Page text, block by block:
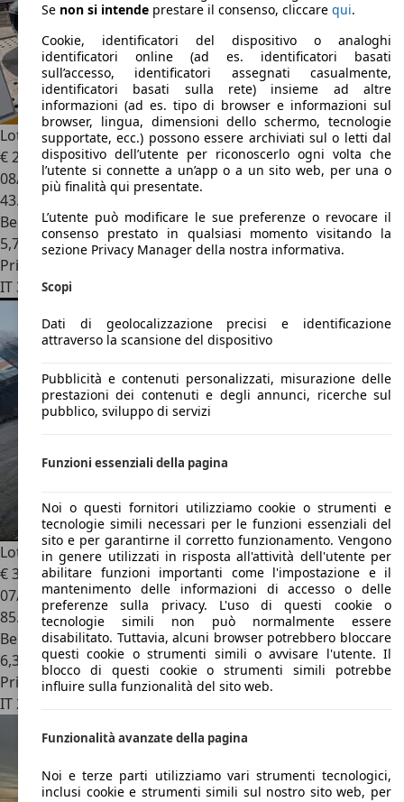
Lotus Elise1.8
€ 29.000
08/1997
43.500 km
Benzina
5,7 l/100 km (comb.)
Privato
IT 39042Bressanone
Lotus EliseElise 1.6 Club Racer
€ 39.000
07/2013
85.500 km
Benzina
6,3 l/100 km (comb.)
Privato
IT 21010
Se non si intende prestare il consenso, cliccare qui.
Cookie, identificatori del dispositivo o analoghi
identificatori online (ad es. identificatori basati
sull’accesso, identificatori assegnati casualmente,
identificatori basati sulla rete) insieme ad altre
informazioni (ad es. tipo di browser e informazioni sul
browser, lingua, dimensioni dello schermo, tecnologie
supportate, ecc.) possono essere archiviati sul o letti dal
dispositivo dell’utente per riconoscerlo ogni volta che
l’utente si connette a un’app o a un sito web, per una o
più finalità qui presentate.
L’utente può modificare le sue preferenze o revocare il
consenso prestato in qualsiasi momento visitando la
sezione Privacy Manager della nostra informativa.
Scopi
Dati di geolocalizzazione precisi e identificazione
attraverso la scansione del dispositivo
Pubblicità e contenuti personalizzati, misurazione delle
prestazioni dei contenuti e degli annunci, ricerche sul
pubblico, sviluppo di servizi
Funzioni essenziali della pagina
Noi o questi fornitori utilizziamo cookie o strumenti e
tecnologie simili necessari per le funzioni essenziali del
sito e per garantirne il corretto funzionamento. Vengono
in genere utilizzati in risposta all'attività dell'utente per
abilitare funzioni importanti come l'impostazione e il
mantenimento delle informazioni di accesso o delle
preferenze sulla privacy. L'uso di questi cookie o
tecnologie simili non può normalmente essere
disabilitato. Tuttavia, alcuni browser potrebbero bloccare
questi cookie o strumenti simili o avvisare l'utente. Il
blocco di questi cookie o strumenti simili potrebbe
influire sulla funzionalità del sito web.
Funzionalità avanzate della pagina
Noi e terze parti utilizziamo vari strumenti tecnologici,
inclusi cookie e strumenti simili sul nostro sito web, per